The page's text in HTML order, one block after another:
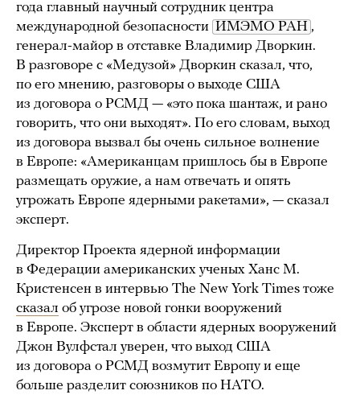
года главный научный сотрудник центра
международной безопасности ИМЭМО РАН ,
генерал-майор в отставке Владимир Дворкин.
В разговоре с «Медузой» Дворкин сказал, что,
по его мнению, разговоры о выходе США
из договора о РСМД — «это пока шантаж, и рано
говорить, что они выходят». По его словам, выход
из договора вызвал бы очень сильное волнение
в Европе: «Американцам пришлось бы в Европе
размещать оружие, а нам отвечать и опять
угрожать Европе ядерными ракетами», — сказал
эксперт.
Директор Проекта ядерной информации
в Федерации американских ученых Ханс М.
Кристенсен в интервью The New York Times тоже
сказал об угрозе новой гонки вооружений
в Европе. Эксперт в области ядерных вооружений
Джон Вулфстал уверен, что выход США
из договора о РСМД возмутит Европу и еще
больше разделит союзников по НАТО.